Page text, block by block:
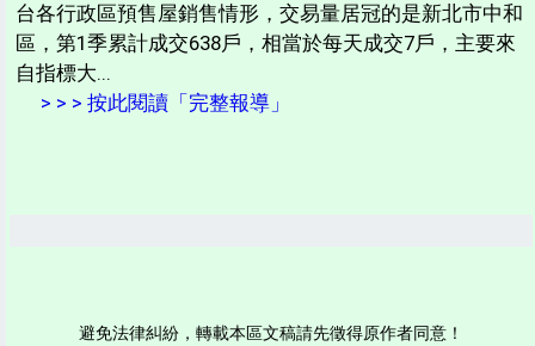
台各行政區預售屋銷售情形，交易量居冠的是新北市中和
區，第1季累計成交638戶，相當於每天成交7戶，主要來
自指標大...
> > > 按此閱讀「完整報導」
避免法律糾紛，轉載本區文稿請先徵得原作者同意！